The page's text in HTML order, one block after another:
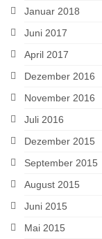
Januar 2018
Juni 2017
April 2017
Dezember 2016
November 2016
Juli 2016
Dezember 2015
September 2015
August 2015
Juni 2015
Mai 2015